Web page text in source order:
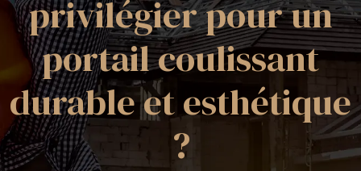
privilégier pour un
portail coulissant
durable et esthétique
?